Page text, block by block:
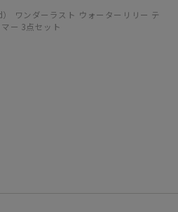
ワンダーラスト ウォーターリリー テ
ー 3点セット